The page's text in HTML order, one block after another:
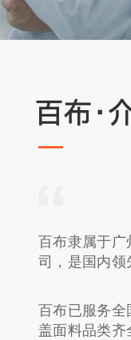
百布隶属于广
司，是国内领
百布已服务全
盖面料品类齐